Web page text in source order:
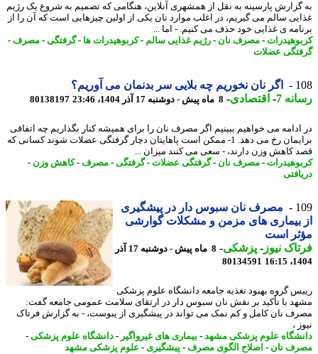
پارسینه به نقل از همشهری آنلاین، هنگامی که تصمیم به شروع یک رژیم
سالم می گیریم، در اغلب موارد نان یکی از اولین چیزهایی است که آن را از
ی غذایی خود حذف می کنیم. - اما ...
- مصرف نان-رژیم غذایی سالم-کربوهیدرات ها- گرفتگی-مصرف-
عضلات
اگر نان نخوریم چه بلایی سر بدنمان می آوریم؟
7
-اقتصادی-8 ماه پیش - دوشنبه 17 آذر 1404، 23:46 80138197
می خواهیم ببینیم اگر مصرف نان را برای همیشه کنار بگذاریم چه اتفاقی
برایمان رخ می دهد. 1- ممکن است پاهایتان دچار گرفتگی عضلات شوند کسانی که
کاهش وزن دارند، - سعی می کنند میزان ...
- مصرف نان-گرفتگی عضلات-گرفتگی-مصرف- کاهش وزن -
مصرف نان سبوس دار در پیشگیری
بیماری های مزمن و مشکلات گوارشی
است
نیوز-پزشکی-
8 ماه پیش - دوشنبه 17 آذر
80134591
گروه بهبود تغذیه جامعه دانشگاه علوم پزشکی
با تأکید بر نقش نان سبوس دار در ارتقای سلامت عمومی جامعه گفت:
نان کامل و کم نمک می تواند در پیشگیری از یبوست، - به گزارش فرتاک
،
علوم پزشکی مشهد-بیماری های غیرواگیر-دانشگاه علوم پزشکی-
نان-اصلاح الگوی مصرف- پیشگیری- علوم پزشکی مشهد